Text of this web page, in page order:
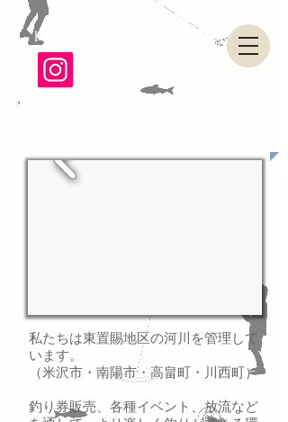
山形県・県南漁業協同組合
私たちは東置賜地区の河川を管理して
います。
​（米沢市・南陽市・高畠町・川西町）
​釣り券販売、各種イベント、放流など